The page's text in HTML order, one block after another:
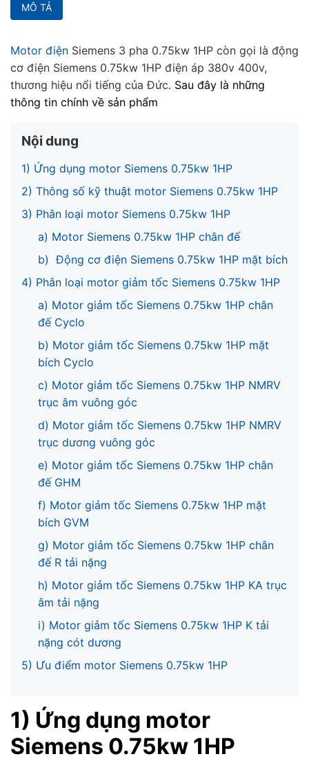
MÔ TẢ
Motor điện Siemens 3 pha 0.75kw 1HP còn gọi là động
cơ điện Siemens 0.75kw 1HP điện áp 380v 400v,
thương hiệu nổi tiếng của Đức. Sau đây là những
thông tin chính về sản phẩm
Nội dung
1) Ứng dụng motor Siemens 0.75kw 1HP
2) Thông số kỹ thuật motor Siemens 0.75kw 1HP
3) Phân loại motor Siemens 0.75kw 1HP
a) Motor Siemens 0.75kw 1HP chân đế
b) Động cơ điện Siemens 0.75kw 1HP mặt bích
4) Phân loại motor giảm tốc Siemens 0.75kw 1HP
a) Motor giảm tốc Siemens 0.75kw 1HP chân
đế Cyclo
b) Motor giảm tốc Siemens 0.75kw 1HP mặt
bích Cyclo
c) Motor giảm tốc Siemens 0.75kw 1HP NMRV
trục âm vuông góc
d) Motor giảm tốc Siemens 0.75kw 1HP NMRV
trục dương vuông góc
e) Motor giảm tốc Siemens 0.75kw 1HP chân
đế GHM
f) Motor giảm tốc Siemens 0.75kw 1HP mặt
bích GVM
g) Motor giảm tốc Siemens 0.75kw 1HP chân
đế R tải nặng
h) Motor giảm tốc Siemens 0.75kw 1HP KA trục
âm tải nặng
i) Motor giảm tốc Siemens 0.75kw 1HP K tải
nặng cót dương
5) Ưu điểm motor Siemens 0.75kw 1HP
1) Ứng dụng motor
Siemens 0.75kw 1HP